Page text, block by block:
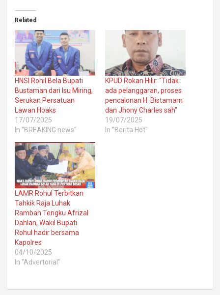
Related
HNSI Rohil Bela Bupati
Bustaman dari Isu Miring,
Serukan Persatuan
Lawan Hoaks
17/07/2025
In "BREAKING news"
KPUD Rokan Hilir: “Tidak
ada pelanggaran, proses
pencalonan H. Bistamam
dan Jhony Charles sah”
19/07/2025
In "Berita Hot"
LAMR Rohul Terbitkan
Tahkik Raja Luhak
Rambah Tengku Afrizal
Dahlan, Wakil Bupati
Rohul hadir bersama
Kapolres
04/10/2025
In "Advertorial"